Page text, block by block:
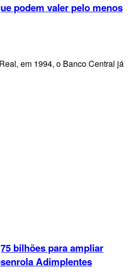
podem valer pelo menos
em 1994, o Banco Central já
bilhões para ampliar
Adimplentes